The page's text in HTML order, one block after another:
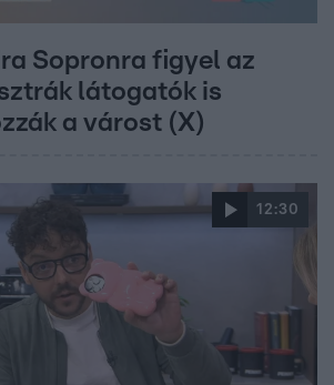
Sopronra figyel az
látogatók is
a várost (X)
12:30